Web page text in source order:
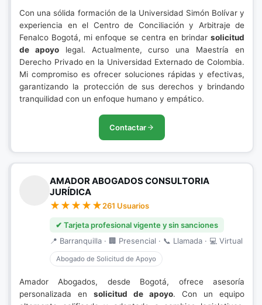
Con una sólida formación de la Universidad Simón Bolívar y
experiencia en el Centro de Conciliación y Arbitraje de
Fenalco Bogotá, mi enfoque se centra en brindar solicitud
de apoyolegal. Actualmente, curso una Maestría en
Derecho Privado en la Universidad Externado de Colombia.
Mi compromiso es ofrecer soluciones rápidas y efectivas,
garantizando la protección de sus derechos y brindando
tranquilidad con un enfoque humano y empático.
Contactar
AMADOR ABOGADOS CONSULTORIA
JURÍDICA
261 Usuarios
✔ Tarjeta profesional vigente y sin sanciones
📍 Barranquilla · 🏢 Presencial · 📞 Llamada · 💻 Virtual
Abogado de Solicitud de Apoyo
Amador Abogados, desde Bogotá, ofrece asesoría
personalizada en solicitud de apoyo. Con un equipo